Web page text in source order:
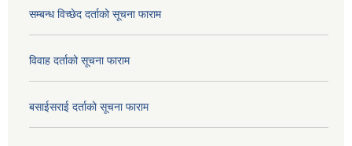
सम्बन्ध विच्छेद दर्ताको सूचना फाराम
विवाह दर्ताको सूचना फाराम
बसाईसराई दर्ताको सूचना फाराम